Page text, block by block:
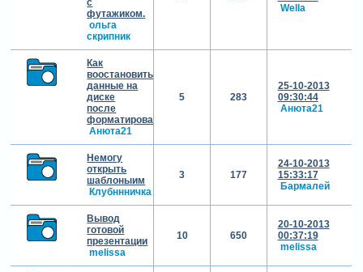
с
футажиком.
ольга
скрипник
Wella
Как
воостановить
данные на
диске
после
форматирования
Анюта21
5 283
25-10-2013
09:30:44
Анюта21
Немогу
открыть
шаблоныим
Клубннничка
3 177
24-10-2013
15:33:17
Бармалей
Вывод
готовой
презентации
melissa
10 650
20-10-2013
00:37:19
melissa